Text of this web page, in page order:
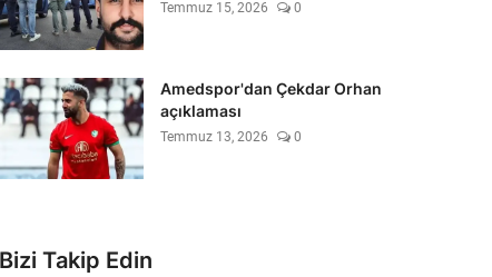
Temmuz 15, 2026 0
Amedspor'dan Çekdar Orhan
açıklaması
Temmuz 13, 2026 0
Bizi Takip Edin